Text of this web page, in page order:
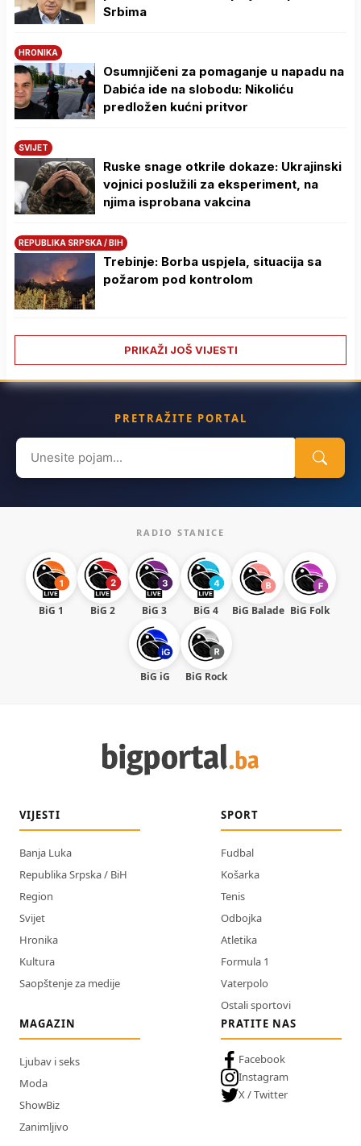
Srbima
HRONIKA
Osumnjičeni za pomaganje u napadu na
Dabića ide na slobodu: Nikoliću
predložen kućni pritvor
SVIJET
Ruske snage otkrile dokaze: Ukrajinski
vojnici poslužili za eksperiment, na
njima isprobana vakcina
REPUBLIKA SRPSKA / BIH
Trebinje: Borba uspjela, situacija sa
požarom pod kontrolom
PRIKAŽI JOŠ VIJESTI
PRETRAŽITE PORTAL
Search
for:
RADIO STANICE
BiG 1 BiG 2 BiG 3 BiG 4 BiG Balade BiG Folk
BiG iG BiG Rock
VIJESTI
Banja Luka
Republika Srpska / BiH
Region
Svijet
Hronika
Kultura
Saopštenje za medije
SPORT
Fudbal
Košarka
Tenis
Odbojka
Atletika
Formula 1
Vaterpolo
Ostali sportovi
MAGAZIN
Ljubav i seks
Moda
ShowBiz
Zanimljivo
PRATITE NAS
Facebook
Instagram
X / Twitter